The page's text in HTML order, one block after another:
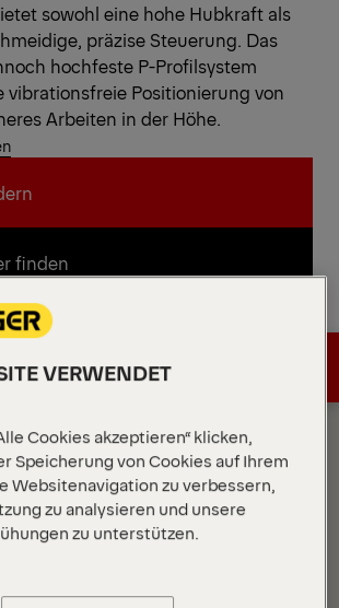
sowohl eine hohe Hubkraft als
präzise Steuerung. Das
hochfeste P-Profilsystem
vibrationsfreie Positionierung von
Arbeiten in der Höhe.
finden
finden
Angebot anfordern
Angebot anfordern
VERWENDET
Cookies akzeptieren“ klicken,
Speicherung von Cookies auf Ihrem
Websitenavigation zu verbessern,
zu analysieren und unsere
zu unterstützen.